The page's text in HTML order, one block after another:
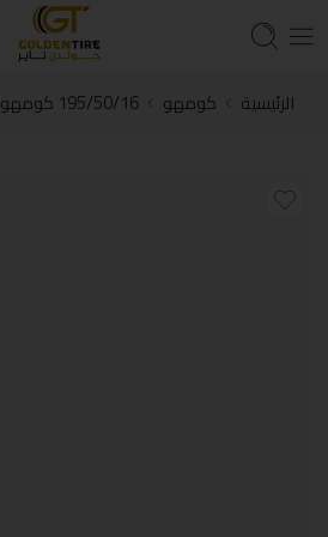
الرئيسية كومهو 195/50/16 كومهو Korean HS51 88V 2025